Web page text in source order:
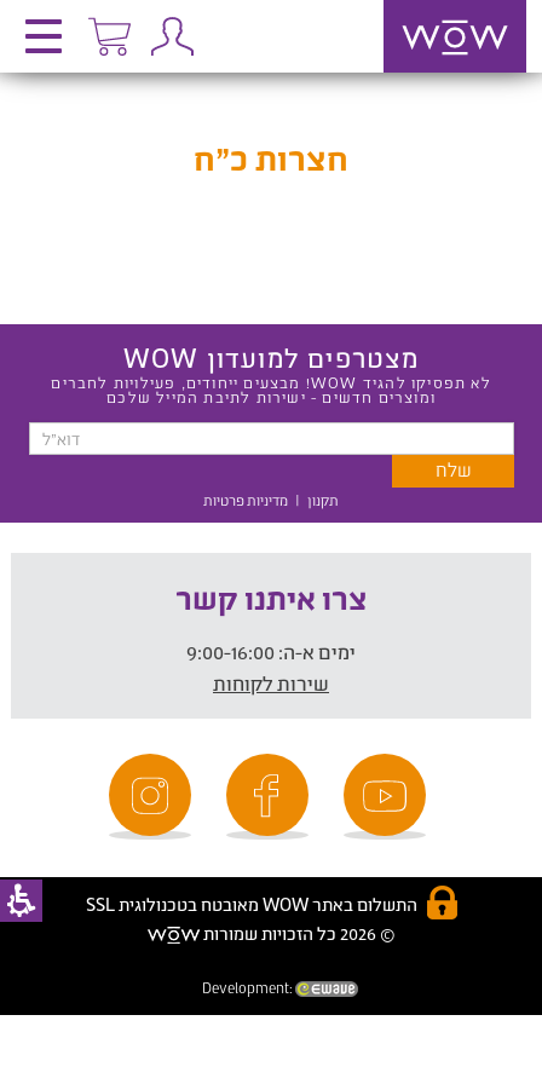
חצרות כ”ח
מצטרפים למועדון WOW
לא תפסיקו להגיד WOW! מבצעים ייחודים, פעילויות לחברים
ומוצרים חדשים - ישירות לתיבת המייל שלכם
תקנון | מדיניות פרטיות
צרו איתנו קשר
ימים א-ה:
שירות לקוחות
התשלום באתר WOW מאובטח בטכנולוגית SSL
© 2026 כל הזכויות שמורות
Development: